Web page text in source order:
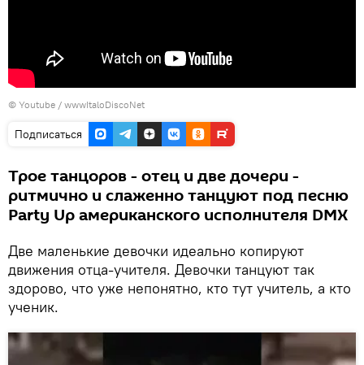
© Youtube / wwwItaloDiscoNet
Подписаться
Трое танцоров - отец и две дочери -
ритмично и слаженно танцуют под песню
Party Up американского исполнителя DMX
Две маленькие девочки идеально копируют
движения отца-учителя. Девочки танцуют так
здорово, что уже непонятно, кто тут учитель, а кто
ученик.